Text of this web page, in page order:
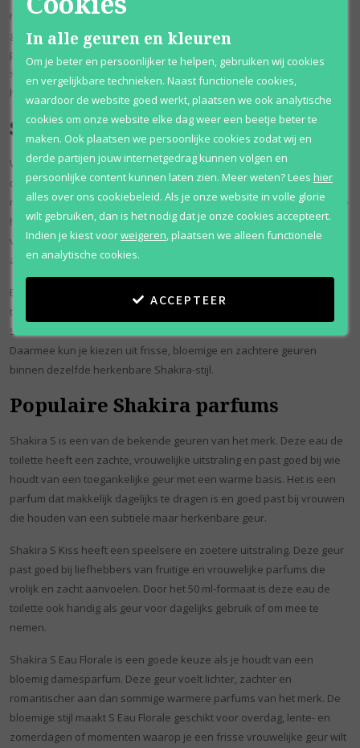
romige zoetheid. Daardoor zijn de geuren geschikt voor dagelijks
gebruik, maar ook voor momenten waarop je graag een vrouwelijk
parfum draagt dat iets meer opvalt. De flacons hebben vaak een
speelse en herkenbare uitstraling, passend bij de energieke stijl van
het merk.
Shakira damesparfum kopen
Wie een Shakira damesparfum zoekt, vindt bij dit merk vooral geuren
die vrouwelijk, draagbaar en betaalbaar zijn. De parfums zijn vaak
niet extreem zwaar, maar hebben wel genoeg warmte om mooi op de
huid te blijven hangen. Dat maakt Shakira parfum interessant voor
vrouwen die een geur zoeken voor overdag, werk, vrije tijd of een
avond uit.
Bij Parfum Outlet verkopen we onder andere Shakira S Kiss eau de
toilette 50 ml, Shakira Dance Diamonds eau de toilette 80 ml, Shakira
S Eau Florale eau de toilette 80 ml en Shakira S eau de toilette 80 ml.
Daarmee kun je kiezen uit frisse, bloemige en zachtere geuren
binnen dezelfde herkenbare Shakira-stijl.
Populaire Shakira parfums
Shakira S is een van de bekende geuren van het merk. Deze eau de
toilette heeft een zachte, vrouwelijke uitstraling en past goed bij wie
houdt van een toegankelijke geur met een warme basis. Het is een
parfum dat makkelijk dagelijks te dragen is en goed past bij vrouwen
die houden van een subtiele maar herkenbare geur.
Shakira S Kiss heeft een speelsere en zoetere uitstraling. Deze geur
past goed bij liefhebbers van fruitige en vrouwelijke parfums die
vrolijk en zacht aanvoelen. Door het 50 ml-formaat is deze eau de
toilette ook handig als geur voor dagelijks gebruik of om mee te
nemen.
Shakira S Eau Florale is een goede keuze als je houdt van een
bloemig damesparfum. Deze geur voelt lichter, zachter en
romantischer aan dan sommige warmere parfums van het merk. De
bloemige stijl maakt S Eau Florale geschikt voor overdag, lente- en
zomerdagen of momenten waarop je een frisse vrouwelijke geur wilt
In alle geuren en kleuren
Om je beter en persoonlijker te helpen, gebruiken wij cookies
en vergelijkbare technieken. Naast functionele cookies,
waardoor de website goed werkt, plaatsen we ook analytische
cookies om onze website elke dag weer een beetje beter te
maken. Ook plaatsen we persoonlijke cookies zodat wij en
derde partijen jouw internetgedrag kunnen volgen en
persoonlijke content kunnen laten zien. Meer weten?Lees hier
alles over ons cookiebeleid. Als je onze website in volle glorie
wilt gebruiken, dan is het nodig dat je onze cookies accepteert.
Indien je kiest voorweigeren plaatsen we alleen functionele
en analytische cookies.
ACCEPTEER